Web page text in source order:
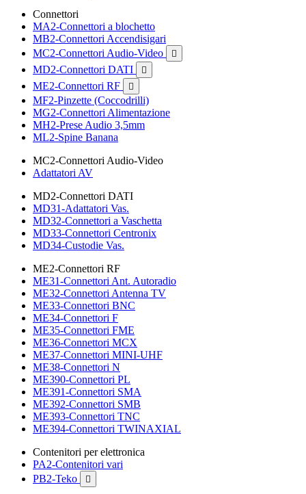
Connettori
MA2-Connettori a blochetto
MB2-Connettori Accendisigari
MC2-Connettori Audio-Video

MD2-Connettori DATI 
ME2-Connettori RF 
MF2-Pinzette (Coccodrilli)
MG2-Connettori Alimentazione
MH2-Prese Audio 3,5mm
ML2-Spine Banana
MC2-Connettori Audio-Video
Adattatori AV
MD2-Connettori DATI
MD31-Adattatori Vas.
MD32-Connettori a Vaschetta
MD33-Connettori Centronix
MD34-Custodie Vas.
ME2-Connettori RF
ME31-Connettori Ant. Autoradio
ME32-Connettori Antenna TV
ME33-Connettori BNC
ME34-Connettori F
ME35-Connettori FME
ME36-Connettori MCX
ME37-Connettori MINI-UHF
ME38-Connettori N
ME390-Connettori PL
ME391-Connettori SMA
ME392-Connettori SMB
ME393-Connettori TNC
ME394-Connettori TWINAXIAL
Contenitori per elettronica
PA2-Contenitori vari
PB2-Teko
